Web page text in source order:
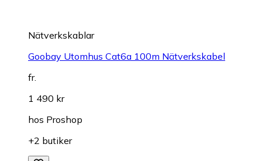
Nätverkskablar
Goobay Utomhus Cat6a 100m Nätverkskabel
fr.
1 490 kr
hos Proshop
+2 butiker